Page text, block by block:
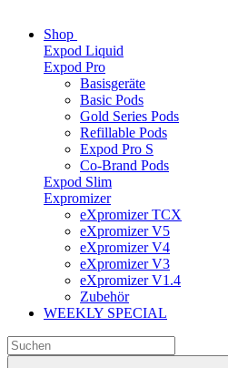
Shop
Expod Liquid
Expod Pro
Basisgeräte
Basic Pods
Gold Series Pods
Refillable Pods
Expod Pro S
Co-Brand Pods
Expod Slim
Expromizer
eXpromizer TCX
eXpromizer V5
eXpromizer V4
eXpromizer V3
eXpromizer V1.4
Zubehör
WEEKLY SPECIAL